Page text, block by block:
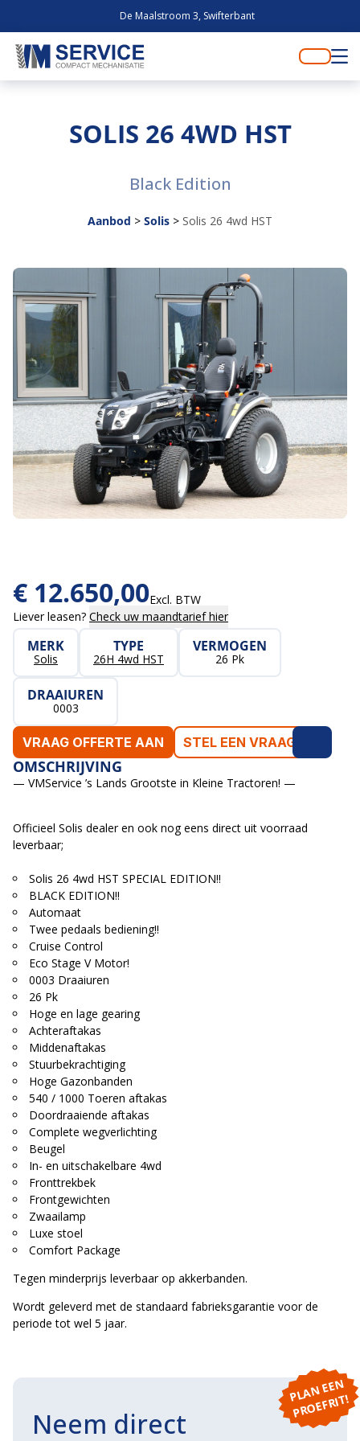
De Maalstroom 3, Swifterbant
SOLIS 26 4WD HST
Black Edition
Aanbod > Solis > Solis 26 4wd HST
€ 12.650,00Excl. BTW
Liever leasen?
Check uw maandtarief hier
MERK
Solis
TYPE
26H 4wd HST
VERMOGEN
26 Pk
DRAAIUREN
0003
VRAAG OFFERTE AAN STEL EEN VRAAG
OMSCHRIJVING
— VMService ’s Lands Grootste in Kleine Tractoren! —
Officieel Solis dealer en ook nog eens direct uit voorraad
leverbaar;
Solis 26 4wd HST SPECIAL EDITION!!
BLACK EDITION!!
Automaat
Twee pedaals bediening!!
Cruise Control
Eco Stage V Motor!
0003 Draaiuren
26 Pk
Hoge en lage gearing
Achteraftakas
Middenaftakas
Stuurbekrachtiging
Hoge Gazonbanden
540 / 1000 Toeren aftakas
Doordraaiende aftakas
Complete wegverlichting
Beugel
In- en uitschakelbare 4wd
Fronttrekbek
Frontgewichten
Zwaailamp
Luxe stoel
Comfort Package
Tegen minderprijs leverbaar op akkerbanden.
Wordt geleverd met de standaard fabrieksgarantie voor de
periode tot wel 5 jaar.
P
L
A
N
E
E
N
P
R
O
E
F
RI
T!
Neem direct